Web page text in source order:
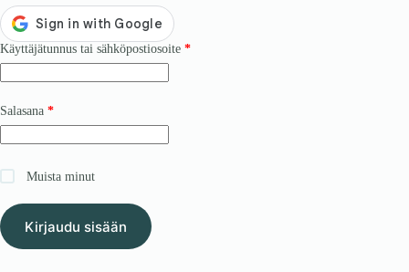
Käyttäjätunnus tai sähköpostiosoite *Vaaditaan
Salasana *Vaaditaan
Muista minut
Kirjaudu sisään